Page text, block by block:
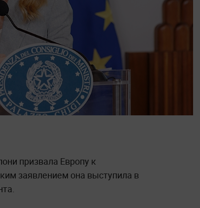
призвала Европу к
заявлением она выступила в